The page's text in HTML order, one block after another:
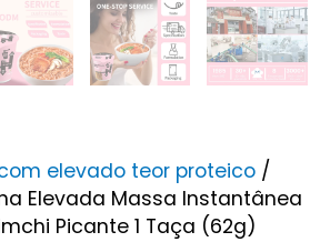
elevado teor proteico /
Elevada Massa Instantânea
Picante 1 Taça (62g)